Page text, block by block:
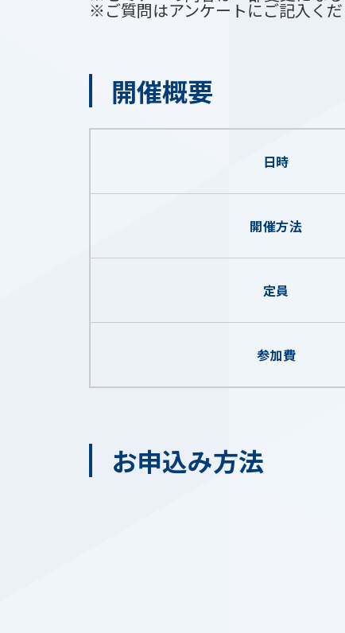
※ご質問はアンケートにご記入くだ
開催概要
日時
開催方法
定員
参加費
お申込み方法